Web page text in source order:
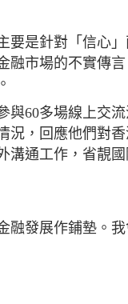
是針對「信心
融市場的不實傳
60多場線上交
況，回應他們對
通工作，省靚
融發展作鋪墊。